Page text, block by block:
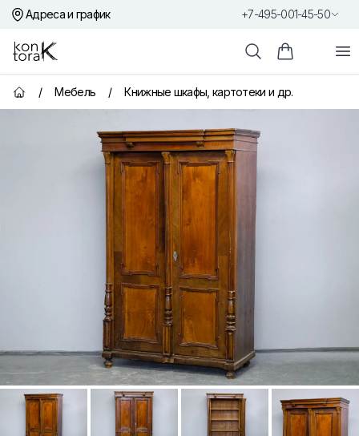
Адреса и график +7-495-001-45-50
Контора К
ПоискКорзина
Главная страница
/ Мебель / Книжные шкафы, картотеки и др.